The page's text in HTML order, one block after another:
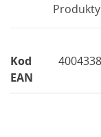
Kod
EAN